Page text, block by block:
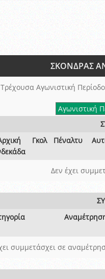
γραπτών εξετάσεων και
και Κυπέλλου 2015-2016
ΣΚΟΝΔΡΑΣ
Αγωνιστική
Γκολ Πέναλτυ
Δεν έχει
συμμετάσχει σε